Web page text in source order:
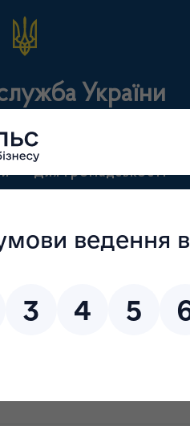
України
контролю за
Для громадськості
виробництва